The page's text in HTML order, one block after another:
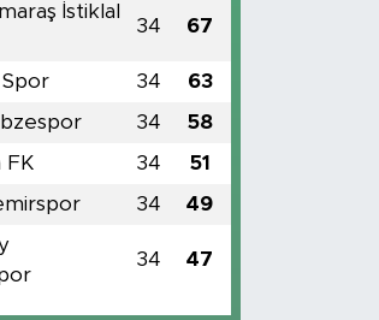
İstiklal
34 67
Spor 34 63
34 58
FK 34 51
34 49
34 47